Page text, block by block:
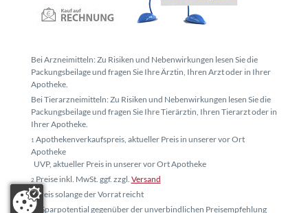
Bei Arzneimitteln: Zu Risiken und Nebenwirkungen lesen Sie die
Packungsbeilage und fragen Sie Ihre Ärztin, Ihren Arzt oder in Ihrer
Apotheke.
Bei Tierarzneimitteln: Zu Risiken und Nebenwirkungen lesen Sie die
Packungsbeilage und fragen Sie Ihre Tierärztin, Ihren Tierarzt oder in
Ihrer Apotheke.
1 Apothekenverkaufspreis, aktueller Preis in unserer vor Ort
Apotheke
UVP, aktueller Preis in unserer vor Ort Apotheke
2Preise inkl. MwSt. ggf. zzgl. Versand
3Preis solange der Vorrat reicht
4* Sparpotential gegenüber der unverbindlichen Preisempfehlung